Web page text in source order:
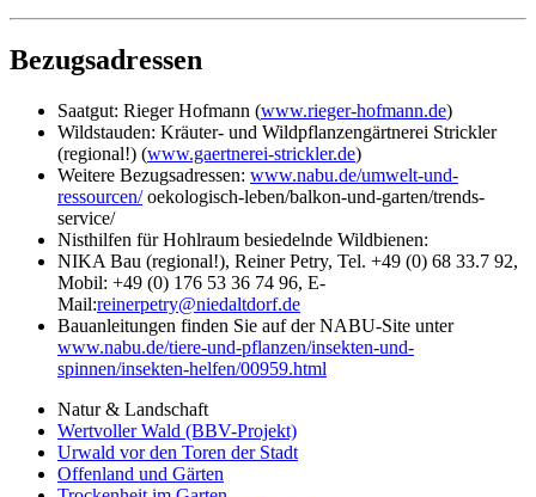
Bezugsadressen
Saatgut: Rieger Hofmann (www.rieger-hofmann.de)
Wildstauden: Kräuter- und Wildpflanzengärtnerei Strickler
(regional!) (www.gaertnerei-strickler.de)
Weitere Bezugsadressen: www.nabu.de/umwelt-und-
ressourcen/oekologisch-leben/balkon-und-garten/trends-
service/
Nisthilfen für Hohlraum besiedelnde Wildbienen:
NIKA Bau (regional!), Reiner Petry, Tel. +49 (0) 68 33.7 92,
Mobil: +49 (0) 176 53 36 74 96, E-
Mail:reinerpetry@niedaltdorf.de
Bauanleitungen finden Sie auf der NABU-Site unter
www.nabu.de/tiere-und-pflanzen/insekten-und-
spinnen/insekten-helfen/00959.html
Natur & Landschaft
Wertvoller Wald (BBV-Projekt)
Urwald vor den Toren der Stadt
Offenland und Gärten